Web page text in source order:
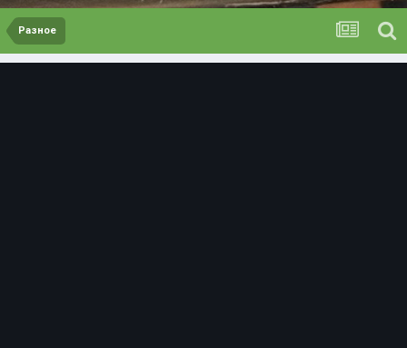
Разное